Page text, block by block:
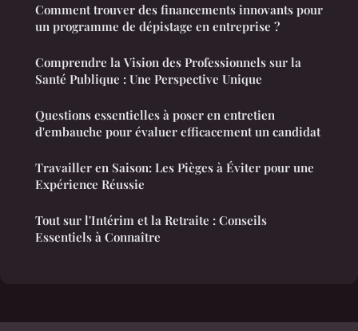
Comment trouver des financements innovants pour
un programme de dépistage en entreprise ?
Comprendre la Vision des Professionnels sur la
Santé Publique : Une Perspective Unique
Questions essentielles à poser en entretien
d'embauche pour évaluer efficacement un candidat
Travailler en Saison: Les Pièges à Éviter pour une
Expérience Réussie
Tout sur l'Intérim et la Retraite : Conseils
Essentiels à Connaître